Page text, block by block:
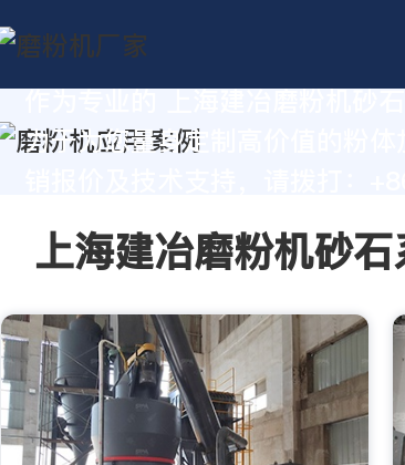
力于为您量身定制高价值的粉体
上海建冶磨粉机砂